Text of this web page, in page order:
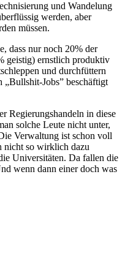
und Wandelung
werden, aber
müssen.
dass nur noch 20% der
geistig) ernstlich produktiv
und durchfüttern
„Bullshit-Jobs” beschäftigt
Regierungshandeln in diese
solche Leute nicht unter,
Verwaltung ist schon voll
nicht so wirklich dazu
Universitäten. Da fallen die
wenn dann einer doch was